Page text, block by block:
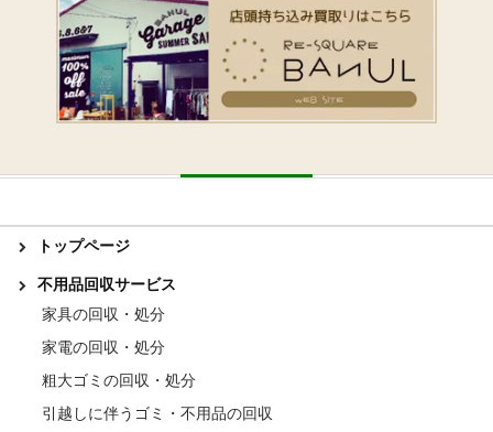
トップページ
不用品回収サービス
家具の回収・処分
家電の回収・処分
粗大ゴミの回収・処分
引越しに伴うゴミ・不用品の回収